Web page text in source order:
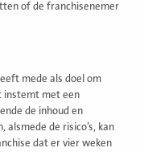
of de franchisenemer
mede als doel om
instemt met een
de inhoud en
de risico’s, kan
dat er vier weken